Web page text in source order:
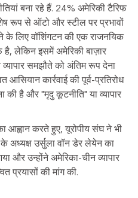
बना रहे हैं. 24% अमेरिकी टैरिफ
रूप से ऑटो और स्टील पर प्रभावों
लिए वॉशिंगटन की एक राजनयिक
है, लेकिन इसमें अमेरिकी बाज़ार
व्यापार समझौते को अंतिम रूप देना
कार्रवाई की पूर्व-प्रतिरोध
है और "मृदु कूटनीति" या व्यापार
आह्वान करते हुए, यूरोपीय संघ ने भी
अध्यक्ष उर्सुला वॉन डेर लेयेन का
और उन्होंने अमेरिका-चीन व्यापार
प्रयासों की मांग की.